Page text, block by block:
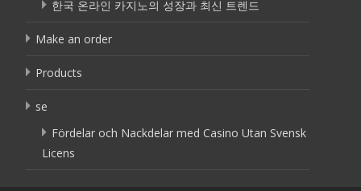
한국 온라인 카지노의 성장과 최신 트렌드
Make an order
Products
se
Fördelar och Nackdelar med Casino Utan Svensk
Licens